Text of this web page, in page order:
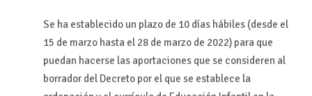
Se ha establecido un plazo de 10 días hábiles (desde el
15 de marzo hasta el 28 de marzo de 2022) para que
puedan hacerse las aportaciones que se consideren al
borrador del Decreto por el que se establece la